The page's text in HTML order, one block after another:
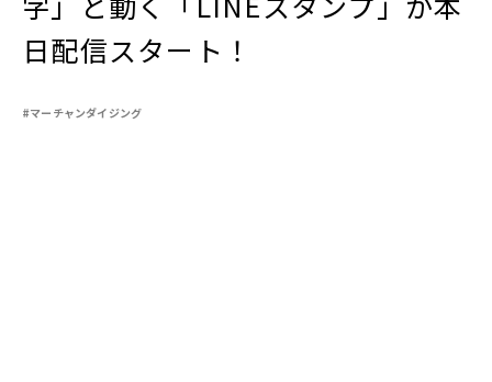
日配信スタート！
#マーチャンダイジング